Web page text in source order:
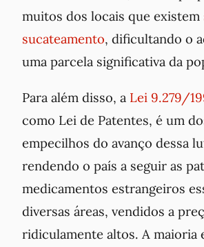
muitos dos locais que existem
sucateamento, dificultando o
uma parcela significativa da
Para além disso, a Lei 9.279/
como Lei de Patentes, é um
empecilhos do avanço dessa
rendendo o país a seguir as
medicamentos estrangeiros
diversas áreas, vendidos a
ridiculamente altos. A maioria